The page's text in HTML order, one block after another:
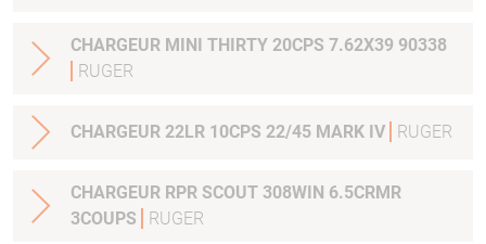
CHARGEUR MINI THIRTY 20CPS 7.62X39 90338
RUGER
CHARGEUR 22LR 10CPS 22/45 MARK IV RUGER
CHARGEUR RPR SCOUT 308WIN 6.5CRMR
3COUPS
RUGER